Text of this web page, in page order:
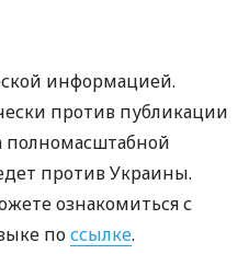
информацией.
против публикации
полномасштабной
против Украины.
ознакомиться с
поссылке.